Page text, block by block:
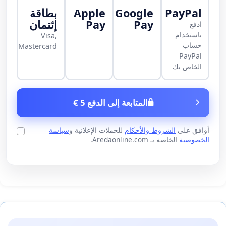
PayPal
ادفع
باستخدام
حساب
PayPal
الخاص بك
Google
Pay
Apple
Pay
بطاقة
إئتمان
Visa,
Mastercard
المتابعة إلى الدفع 5 €
أوافق على الشروط والأحكام للحملات الإعلانية وسياسة
الخصوصية الخاصة بـ Aredaonline.com.